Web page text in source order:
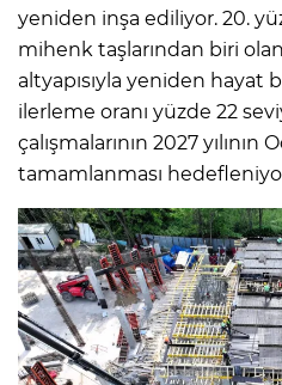
yeniden inşa ediliyor. 20.
mihenk taşlarından biri
altyapısıyla yeniden hayat
ilerleme oranı yüzde 22
çalışmalarının 2027 yılının
tamamlanması